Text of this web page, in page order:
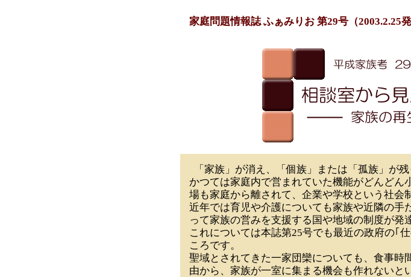
家庭問題情報誌 ふぁみりお 第29号（2003.2.25
「家族」が消え、「個族」または「孤族」が
かつては家庭内で営まれていた機能がどんど
場も家庭から離されて、企業や学校という社会
近年では育児や介護についても家族や近隣の
って家族の営みを支援する国や地域の制度が発
これについては本誌第25号でも最近の政府の｢
ころです。
聖域とされてきた一家団欒についても、食事
由から、家族が一室に集まる機会も作れないと